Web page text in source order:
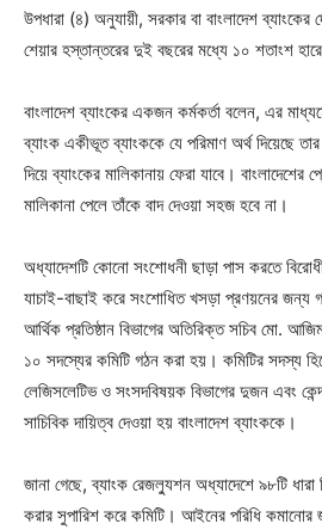
উপধারা (৪) অনুযায়ী, সরকার বা বাংলাদেশ ব্যাংকের
শেয়ার হস্তান্তরের দুই বছরের মধ্যে ১০ শতাংশ
বাংলাদেশ ব্যাংকের একজন কর্মকর্তা বলেন, এর
ব্যাংক একীভূত ব্যাংককে যে পরিমাণ অর্থ দিয়েছে
দিয়ে ব্যাংকের মালিকানায় ফেরা যাবে। বাংলাদেশের
মালিকানা পেলে তাঁকে বাদ দেওয়া সহজ হবে না।
অধ্যাদেশটি কোনো সংশোধনী ছাড়া পাস করতে
যাচাই-বাছাই করে সংশোধিত খসড়া প্রণয়নের জন্য
আর্থিক প্রতিষ্ঠান বিভাগের অতিরিক্ত সচিব মো.
১০ সদস্যের কমিটি গঠন করা হয়। কমিটির সদস্য
লেজিসলেটিভ ও সংসদবিষয়ক বিভাগের দুজন এবং
সাচিবিক দায়িত্ব দেওয়া হয় বাংলাদেশ ব্যাংককে।
জানা গেছে, ব্যাংক রেজল্যুশন অধ্যাদেশে ৯৮টি
করার সুপারিশ করে কমিটি। আইনের পরিধি